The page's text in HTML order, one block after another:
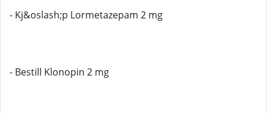
- Kj&oslash;p Lormetazepam 2 mg
- Bestill Klonopin 2 mg